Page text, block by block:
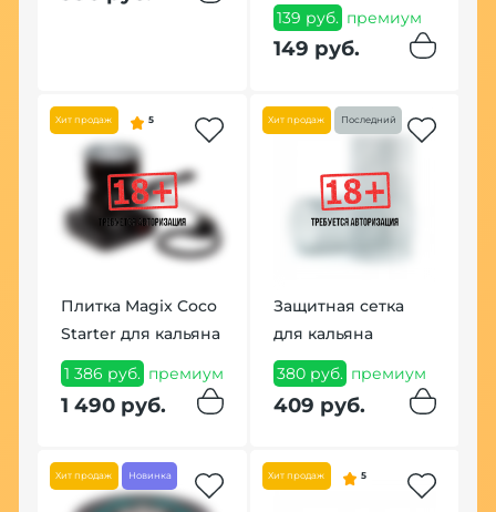
139 руб. премиум
149 руб.
Хит продаж 5
Плитка Magix Coco
Starter для кальяна
1 386 руб. премиум
1 490 руб.
Хит продаж Последний
Защитная сетка
для кальяна
380 руб. премиум
409 руб.
Хит продаж Новинка Хит продаж 5